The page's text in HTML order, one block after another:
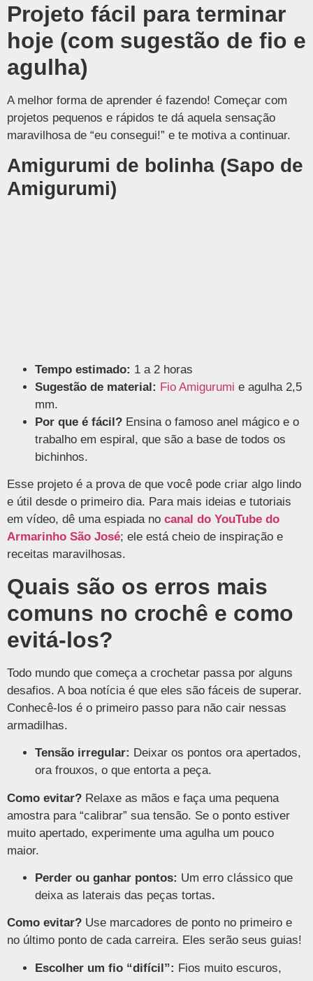
Projeto fácil para terminar
hoje (com sugestão de fio e
agulha)
A melhor forma de aprender é fazendo! Começar com
projetos pequenos e rápidos te dá aquela sensação
maravilhosa de “eu consegui!” e te motiva a continuar.
Amigurumi de bolinha (Sapo de
Amigurumi)
Tempo estimado: 1 a 2 horas
Sugestão de material: Fio Amigurumi e agulha 2,5
mm.
Por que é fácil? Ensina o famoso anel mágico e o
trabalho em espiral, que são a base de todos os
bichinhos.
Esse projeto é a prova de que você pode criar algo lindo
e útil desde o primeiro dia. Para mais ideias e tutoriais
em vídeo, dê uma espiada no canal do YouTube do
Armarinho São José; ele está cheio de inspiração e
receitas maravilhosas.
Quais são os erros mais
comuns no crochê e como
evitá-los?
Todo mundo que começa a crochetar passa por alguns
desafios. A boa notícia é que eles são fáceis de superar.
Conhecê-los é o primeiro passo para não cair nessas
armadilhas.
Tensão irregular: Deixar os pontos ora apertados,
ora frouxos, o que entorta a peça.
Como evitar? Relaxe as mãos e faça uma pequena
amostra para “calibrar” sua tensão. Se o ponto estiver
muito apertado, experimente uma agulha um pouco
maior.
Perder ou ganhar pontos: Um erro clássico que
deixa as laterais das peças tortas.
Como evitar? Use marcadores de ponto no primeiro e
no último ponto de cada carreira. Eles serão seus guias!
Escolher um fio “difícil”: Fios muito escuros,